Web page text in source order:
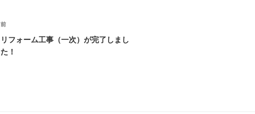
投
稿
ナ
前
の
投
前
リフォーム工事（一次）が完了しまし
た！